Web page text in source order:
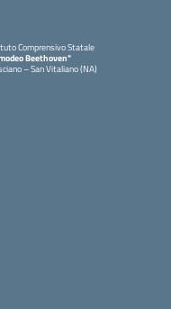
Comprensivo Statale
Beethoven"
– San Vitaliano (NA)